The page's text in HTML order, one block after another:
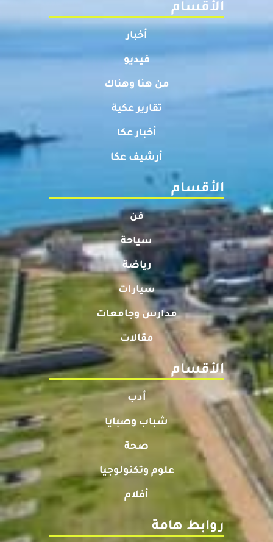
الأقسام
أخبار
فيديو
من هنا وهناك
تقارير عكية
أخبار عكا
أرشيف عكا
الأقسام
فن
سياحة
رياضة
سيارات
مدارس وجامعات
مقالات
الأقسام
أدب
شباب وصبايا
صحة
علوم وتكنولوجيا
أفلام
روابط هامة